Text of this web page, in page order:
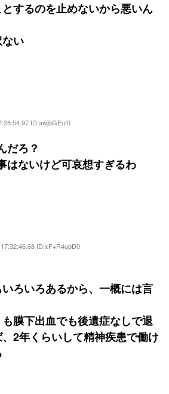
するのを止めないから悪いん
い
ID:awjbGEuf0
だろ？
はないけど可哀想すぎるわ
ID:xF+R4upD0
ろいろあるから、一概には言
膜下出血でも後遺症なしで退
2年くらいして精神疾患で働け